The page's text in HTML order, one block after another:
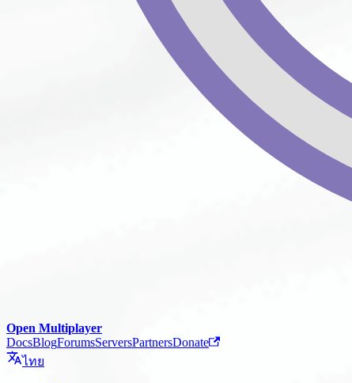
Open Multiplayer
DocsBlogForumsServersPartnersDonate
ไทย